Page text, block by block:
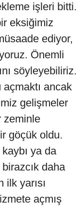
işleri bitti.
eksiğimiz
ediyor,
Önemli
söyleyebiliriz.
ancak
gelişmeler
zeminle
göçük oldu.
ya da
daha
ilk yarısı
açmış